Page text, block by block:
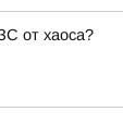
от хаоса?